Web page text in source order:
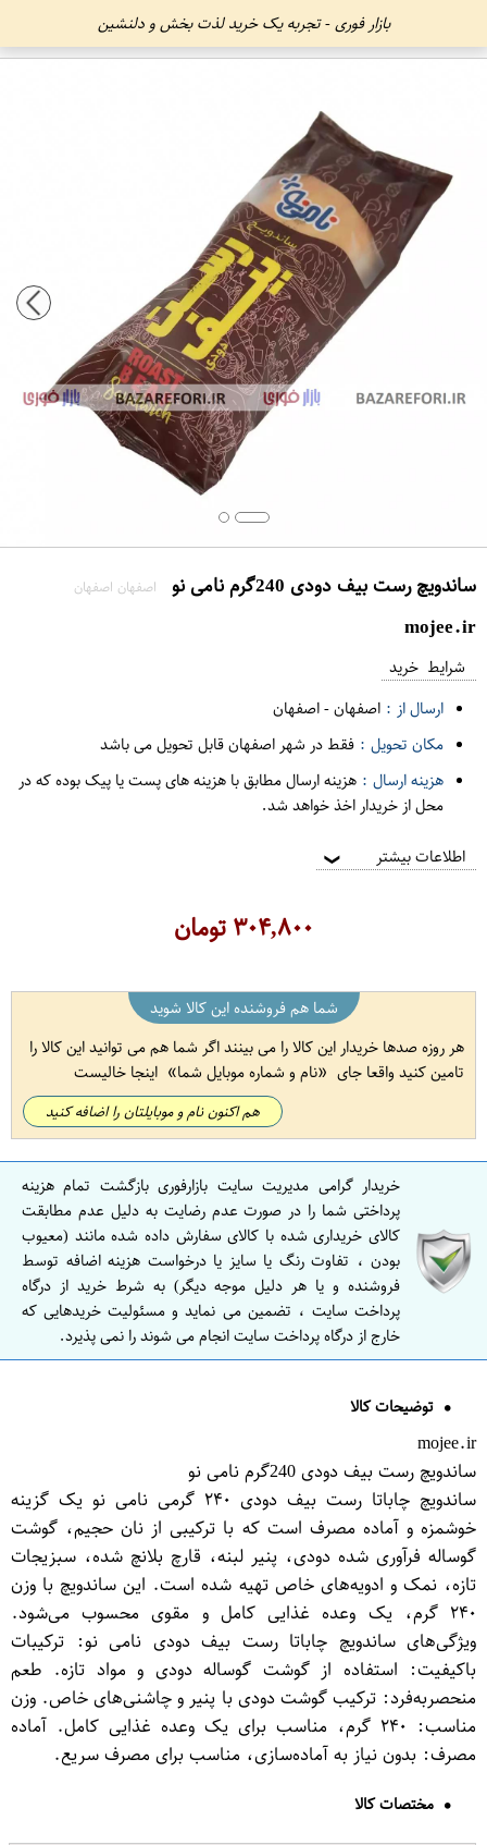
بازار فوری - تجربه یک خرید لذت بخش و دلنشین
ساندویچ رست بیف دودی 240گرم نامی نو اصفهان اصفهان
mojee.ir
شرایط خرید
ارسال از : اصفهان-اصفهان
مکان تحویل : فقط در شهر اصفهان قابل تحویل می باشد
هزینه ارسال : هزینه ارسال مطابق با هزینه های پست یا پیک بوده که در
محل از خریدار اخذ خواهد شد.
اطلاعات بیشتر ❯
۳۰۴,۸۰۰تومان
شما هم فروشنده این کالا شوید
هر روزه صدها خریدار این کالا را می بینند اگر شما هم می توانید این کالا را
تامین کنید واقعا جای
نام و شماره موبایل شما اینجا خالیست
هم اکنون نام و موبایلتان را اضافه کنید
خریدار گرامی مدیریت سایت بازارفوری بازگشت تمام هزینه
پرداختی شما را در صورت عدم رضایت به دلیل عدم مطابقت
کالای خریداری شده با کالای سفارش داده شده مانند (معیوب
بودن ، تفاوت رنگ یا سایز یا درخواست هزینه اضافه توسط
فروشنده و یا هر دلیل موجه دیگر) به شرط خرید از درگاه
پرداخت سایت ، تضمین می نماید و مسئولیت خریدهایی که
خارج از درگاه پرداخت سایت انجام می شوند را نمی پذیرد.
توضیحات کالا
mojee.ir
ساندویچ رست بیف دودی 240گرم نامی نو
ساندویچ چاباتا رست بیف دودی ۲۴۰ گرمی نامی نو یک گزینه
خوشمزه و آماده مصرف است که با ترکیبی از نان حجیم، گوشت
گوساله فرآوری شده دودی، پنیر لبنه، قارچ بلانچ شده، سبزیجات
تازه، نمک و ادویه‌های خاص تهیه شده است. این ساندویچ با وزن
۲۴۰ گرم، یک وعده غذایی کامل و مقوی محسوب می‌شود.
ویژگی‌های ساندویچ چاباتا رست بیف دودی نامی نو: ترکیبات
باکیفیت: استفاده از گوشت گوساله دودی و مواد تازه. طعم
منحصر‌به‌فرد: ترکیب گوشت دودی با پنیر و چاشنی‌های خاص. وزن
مناسب: ۲۴۰ گرم، مناسب برای یک وعده غذایی کامل. آماده
مصرف: بدون نیاز به آماده‌سازی، مناسب برای مصرف سریع.
مختصات کالا